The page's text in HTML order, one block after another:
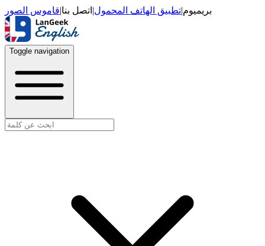
بريميوم|تطبيق الهاتف المحمول| اتصل بنا|قاموس الصور
Toggle navigation